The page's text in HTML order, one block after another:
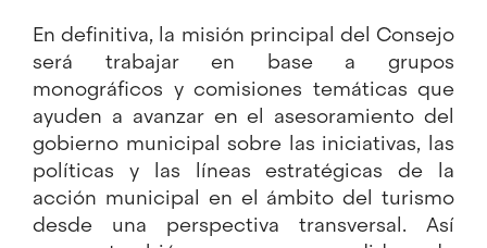
En definitiva, la misión principal del Consejo
será trabajar en base a grupos
monográficos y comisiones temáticas que
ayuden a avanzar en el asesoramiento del
gobierno municipal sobre las iniciativas, las
políticas y las líneas estratégicas de la
acción municipal en el ámbito del turismo
desde una perspectiva transversal. Así